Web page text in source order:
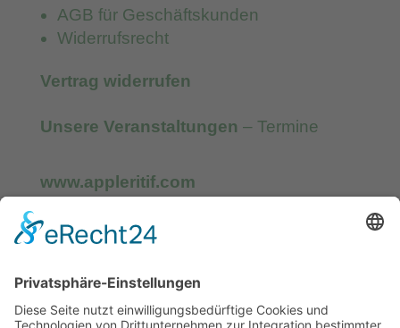
AGB für Geschäftskunden
Widerrufsrecht
Vertrag widerrufen
Unsere Veranstaltungen – Termine
www.appleritif.com